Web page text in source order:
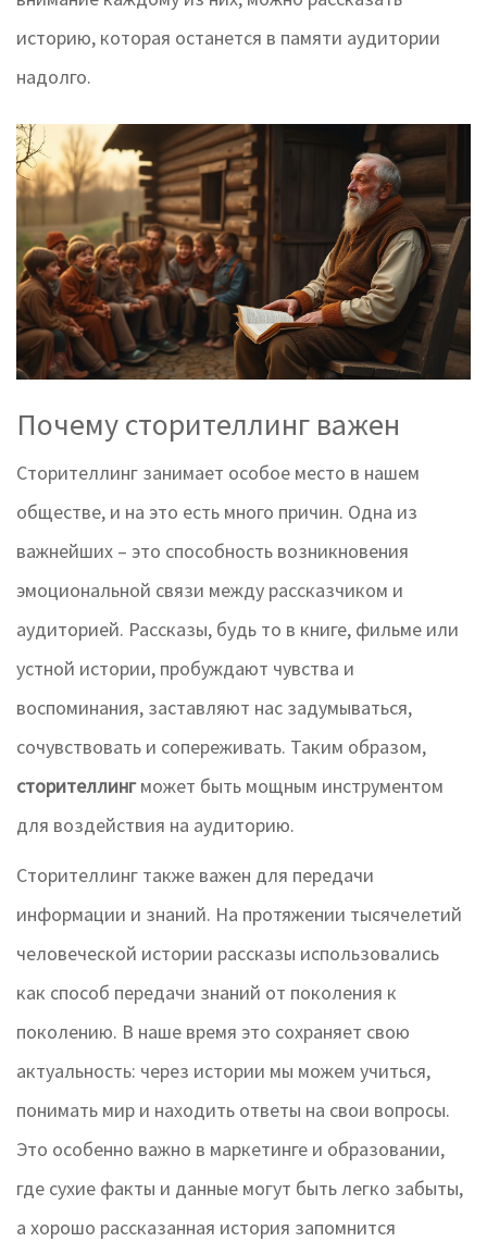
историю, которая останется в памяти аудитории
надолго.
Почему сторителлинг важен
Сторителлинг занимает особое место в нашем
обществе, и на это есть много причин. Одна из
важнейших – это способность возникновения
эмоциональной связи между рассказчиком и
аудиторией. Рассказы, будь то в книге, фильме или
устной истории, пробуждают чувства и
воспоминания, заставляют нас задумываться,
сочувствовать и сопереживать. Таким образом,
сторителлингможет быть мощным инструментом
для воздействия на аудиторию.
Сторителлинг также важен для передачи
информации и знаний. На протяжении тысячелетий
человеческой истории рассказы использовались
как способ передачи знаний от поколения к
поколению. В наше время это сохраняет свою
актуальность: через истории мы можем учиться,
понимать мир и находить ответы на свои вопросы.
Это особенно важно в маркетинге и образовании,
где сухие факты и данные могут быть легко забыты,
а хорошо рассказанная история запомнится